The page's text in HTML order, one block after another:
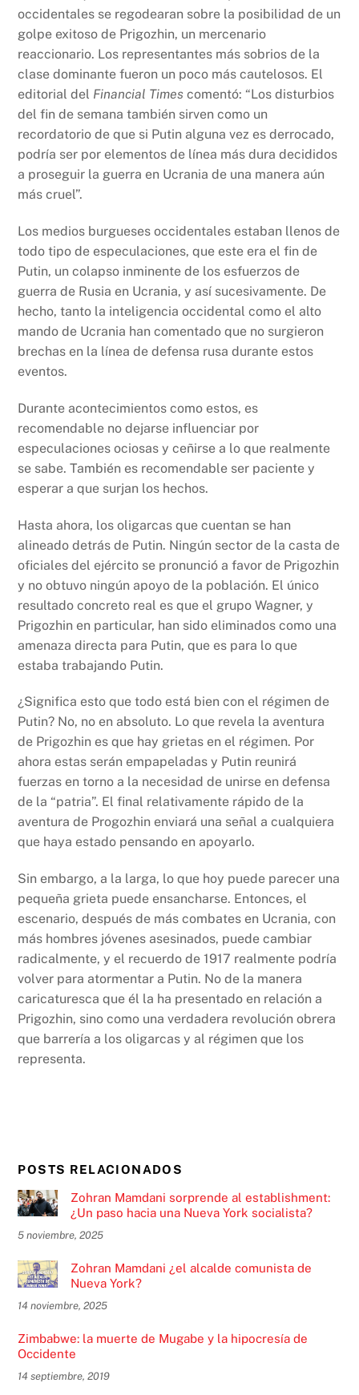
occidentales se regodearan sobre la posibilidad de un
golpe exitoso de Prigozhin, un mercenario
reaccionario. Los representantes más sobrios de la
clase dominante fueron un poco más cautelosos. El
editorial del Financial Times comentó: “Los disturbios
del fin de semana también sirven como un
recordatorio de que si Putin alguna vez es derrocado,
podría ser por elementos de línea más dura decididos
a proseguir la guerra en Ucrania de una manera aún
más cruel”.
Los medios burgueses occidentales estaban llenos de
todo tipo de especulaciones, que este era el fin de
Putin, un colapso inminente de los esfuerzos de
guerra de Rusia en Ucrania, y así sucesivamente. De
hecho, tanto la inteligencia occidental como el alto
mando de Ucrania han comentado que no surgieron
brechas en la línea de defensa rusa durante estos
eventos.
Durante acontecimientos como estos, es
recomendable no dejarse influenciar por
especulaciones ociosas y ceñirse a lo que realmente
se sabe. También es recomendable ser paciente y
esperar a que surjan los hechos.
Hasta ahora, los oligarcas que cuentan se han
alineado detrás de Putin. Ningún sector de la casta de
oficiales del ejército se pronunció a favor de Prigozhin
y no obtuvo ningún apoyo de la población. El único
resultado concreto real es que el grupo Wagner, y
Prigozhin en particular, han sido eliminados como una
amenaza directa para Putin, que es para lo que
estaba trabajando Putin.
¿Significa esto que todo está bien con el régimen de
Putin? No, no en absoluto. Lo que revela la aventura
de Prigozhin es que hay grietas en el régimen. Por
ahora estas serán empapeladas y Putin reunirá
fuerzas en torno a la necesidad de unirse en defensa
de la “patria”. El final relativamente rápido de la
aventura de Progozhin enviará una señal a cualquiera
que haya estado pensando en apoyarlo.
Sin embargo, a la larga, lo que hoy puede parecer una
pequeña grieta puede ensancharse. Entonces, el
escenario, después de más combates en Ucrania, con
más hombres jóvenes asesinados, puede cambiar
radicalmente, y el recuerdo de 1917 realmente podría
volver para atormentar a Putin. No de la manera
caricaturesca que él la ha presentado en relación a
Prigozhin, sino como una verdadera revolución obrera
que barrería a los oligarcas y al régimen que los
representa.
POSTS RELACIONADOS
Zohran Mamdani sorprende al establishment:
¿Un paso hacia una Nueva York socialista?
5 noviembre, 2025
Zohran Mamdani ¿el alcalde comunista de
Nueva York?
14 noviembre, 2025
Zimbabwe: la muerte de Mugabe y la hipocresía de
Occidente
14 septiembre, 2019